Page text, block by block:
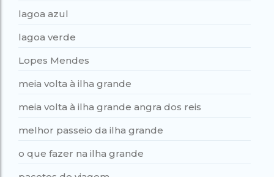
lagoa azul
lagoa verde
Lopes Mendes
meia volta à ilha grande
meia volta à ilha grande angra dos reis
melhor passeio da ilha grande
o que fazer na ilha grande